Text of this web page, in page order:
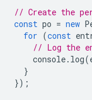
// Create the
const po = new
for (const
// Log the
console. log(
}
});